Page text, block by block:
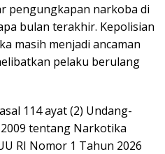
pengungkapan narkoba di
bulan terakhir. Kepolisian
masih menjadi ancaman
pelaku berulang
114 ayat (2) Undang-
tentang Narkotika
RI Nomor 1 Tahun 2026